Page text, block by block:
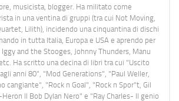
musicista, blogger. Ha militato come
in una ventina di gruppi (tra cui Not Moving,
Lilith), incidendo una cinquantina di dischi
in tutta Italia, Europa e USA e aprendo per
Iggy and the Stooges, Johnny Thunders, Manu
Ha scritto una decina di libri tra cui "Uscito
anni 80", "Mod Generations", "Paul Weller,
cangiante", "Rock n Goal", "Rock n Spor"t, Gil
Il Bob Dylan Nero" e "Ray Charles- Il genio